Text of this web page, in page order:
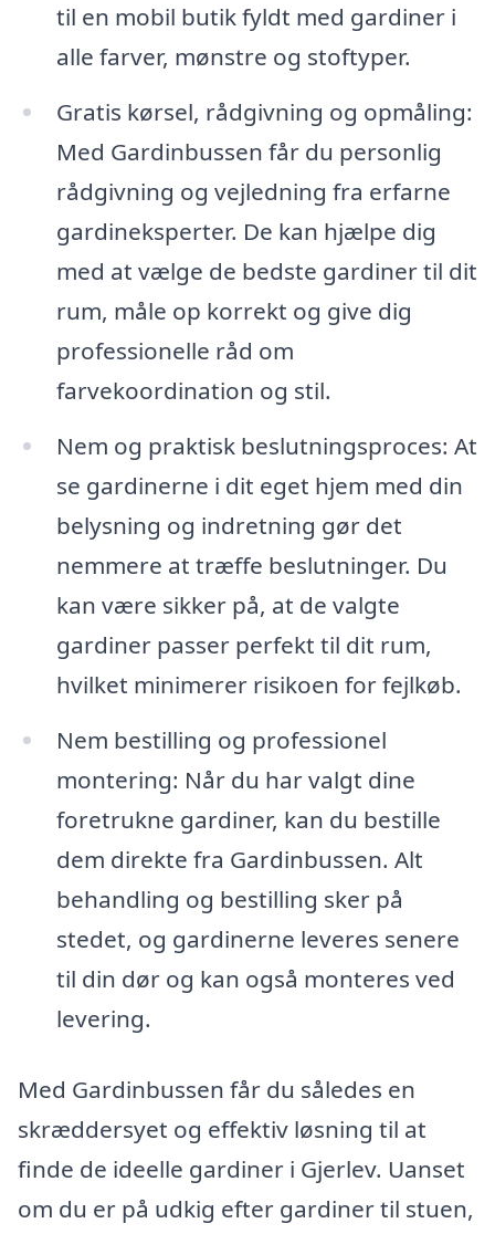
til en mobil butik fyldt med gardiner i
alle farver, mønstre og stoftyper.
Gratis kørsel, rådgivning og opmåling:
Med Gardinbussen får du personlig
rådgivning og vejledning fra erfarne
gardineksperter. De kan hjælpe dig
med at vælge de bedste gardiner til dit
rum, måle op korrekt og give dig
professionelle råd om
farvekoordination og stil.
Nem og praktisk beslutningsproces: At
se gardinerne i dit eget hjem med din
belysning og indretning gør det
nemmere at træffe beslutninger. Du
kan være sikker på, at de valgte
gardiner passer perfekt til dit rum,
hvilket minimerer risikoen for fejlkøb.
Nem bestilling og professionel
montering: Når du har valgt dine
foretrukne gardiner, kan du bestille
dem direkte fra Gardinbussen. Alt
behandling og bestilling sker på
stedet, og gardinerne leveres senere
til din dør og kan også monteres ved
levering.
Med Gardinbussen får du således en
skræddersyet og effektiv løsning til at
finde de ideelle gardiner i Gjerlev. Uanset
om du er på udkig efter gardiner til stuen,